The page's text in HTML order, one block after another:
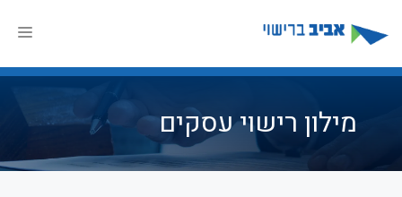
לתוכן
מילון רישוי עסקים